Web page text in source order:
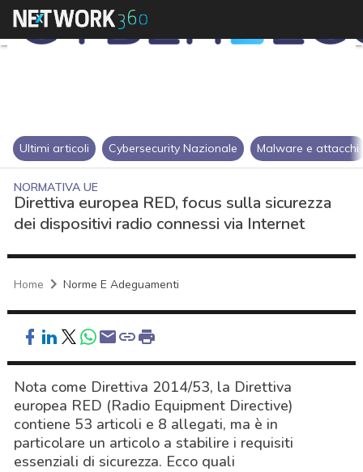
Ultimi articoli Cybersecurity Nazionale Malware e attacchi
NORMATIVA UE
Direttiva europea RED, focus sulla sicurezza
dei dispositivi radio connessi via Internet
Home Norme E Adeguamenti
Nota come Direttiva 2014/53, la Direttiva
europea RED (Radio Equipment Directive)
contiene 53 articoli e 8 allegati, ma è in
particolare un articolo a stabilire i requisiti
essenziali di sicurezza. Ecco quali